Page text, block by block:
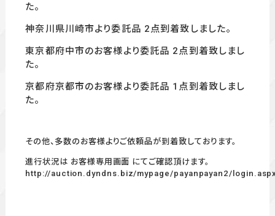
た。
神奈川県川崎市より委託品 2点到着致しました。
東京都府中市のお客様より委託品 2点到着致しまし
た。
京都府京都市のお客様より委託品 1 点到着致しまし
た。
その他、多数のお客様よりご依頼品が到着致しております。
進行状況は お客様専用画面 にてご確認頂けます。
http://auction.dyndns.biz/mypage/payanpayan2/